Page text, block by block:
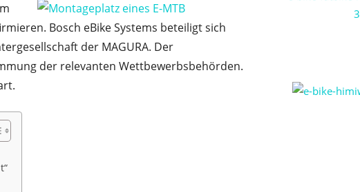
Bosch eBike Systems beteiligt sich
der MAGURA. Der
der relevanten Wettbewerbsbehörden.